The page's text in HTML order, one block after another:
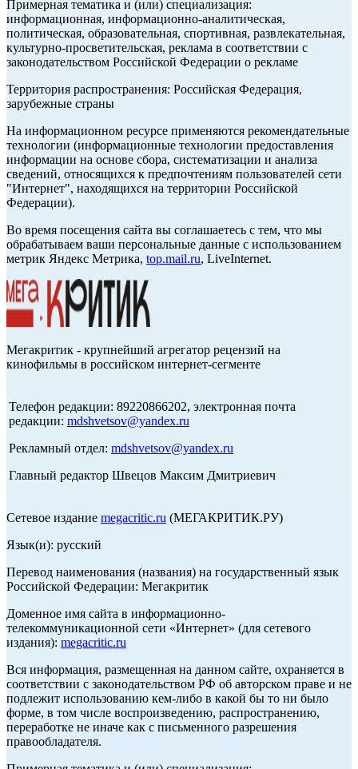
Примерная тематика и (или) специализация:
информационная, информационно-аналитическая,
политическая, образовательная, спортивная, развлекательная,
культурно-просветительская, реклама в соответствии с
законодательством Российской Федерации о рекламе
Территория распространения: Российская Федерация,
зарубежные страны
На информационном ресурсе применяются рекомендательные
технологии (информационные технологии предоставления
информации на основе сбора, систематизации и анализа
сведений, относящихся к предпочтениям пользователей сети
"Интернет", находящихся на территории Российской
Федерации).
Во время посещения сайта вы соглашаетесь с тем, что мы
обрабатываем ваши персональные данные с использованием
метрик Яндекс Метрика, top.mail.ru, LiveInternet.
Мегакритик - крупнейший агрегатор рецензий на
кинофильмы в российском интернет-сегменте
Телефон редакции: 89220866202, электронная почта
редакции: mdshvetsov@yandex.ru
Рекламный отдел: mdshvetsov@yandex.ru
Главный редактор Швецов Максим Дмитриевич
Сетевое издание megacritic.ru (МЕГАКРИТИК.РУ)
Язык(и): русский
Перевод наименования (названия) на государственный язык
Российской Федерации: Мегакритик
Доменное имя сайта в информационно-
телекоммуникационной сети «Интернет» (для сетевого
издания): megacritic.ru
Вся информация, размещенная на данном сайте, охраняется в
соответствии с законодательством РФ об авторском праве и не
подлежит использованию кем-либо в какой бы то ни было
форме, в том числе воспроизведению, распространению,
переработке не иначе как с письменного разрешения
правообладателя.